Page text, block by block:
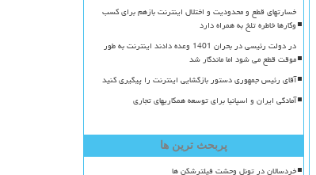
خسارتهای قطع و محدودیت و اختلال اینترنت بازهم برای کسب
وکارها خاطره تلخ به همراه دارد
در دولت رئیسی در بحران 1401 وعده دادند اینترنت به طور
موقت قطع می شود اما ماندگار شد
آقای رئیس جمهوری دستور بازگشایی اینترنت را پیگیری کنید
آمادگی ایران و اسپانیا برای توسعه همکاریهای تجاری
پربحث ترین ها
خردسالان در تونل وحشت فیلترشکن ها